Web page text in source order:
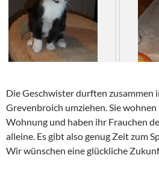
Die Geschwister durften zusammen
Grevenbroich umziehen. Sie
Wohnung und haben ihr Frauchen
alleine. Es gibt also genug Zeit zum
Wir wünschen eine glückliche